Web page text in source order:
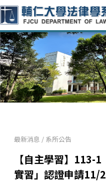
最新消息 / 系所公告
【自主學習】113-
實習」認證申請11/